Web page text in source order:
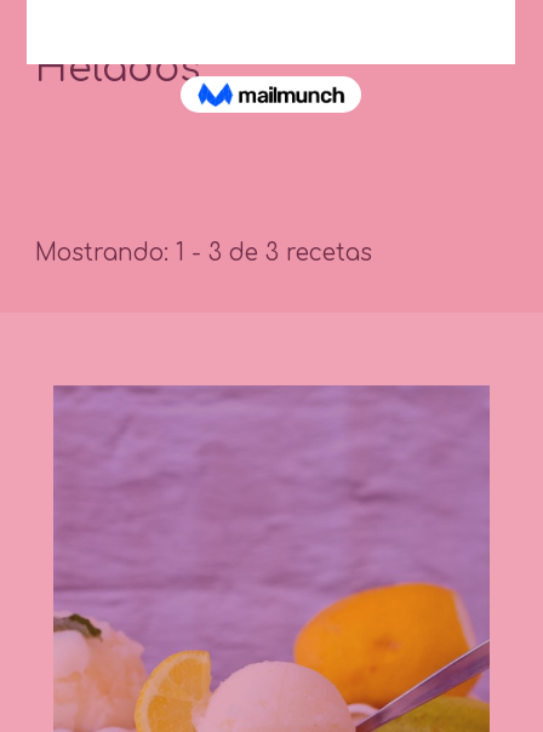
Helados
Mostrando: 1 - 3 de 3 recetas